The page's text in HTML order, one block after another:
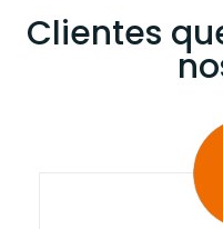
Clientes